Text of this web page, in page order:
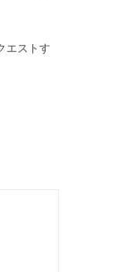
エストす